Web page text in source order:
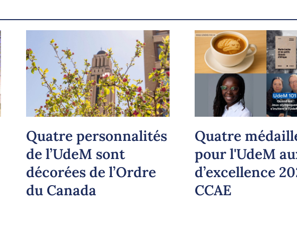
Quatre personnalités
de l’UdeM sont
décorées de l’Ordre
du Canada
Quatre
pour l'UdeM
d’excellence
CCAE